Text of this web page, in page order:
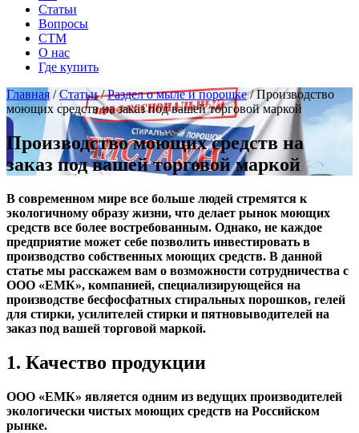
Статьи
Вопросы
СТМ
О нас
Где купить
Главная /Статьи/Раздел о мыле и порошке/Производство
моющих средств на заказ под вашей торговой маркой
Производство моющих средств на
заказ под вашей торговой маркой
В современном мире все больше людей стремятся к
экологичному образу жизни, что делает рынок моющих
средств все более востребованным. Однако, не каждое
предприятие может себе позволить инвестировать в
производство собственных моющих средств. В данной
статье мы расскажем вам о возможности сотрудничества с
ООО «ЕМК», компанией, специализирующейся на
производстве бесфосфатных стиральных порошков, гелей
для стирки, усилителей стирки и пятновыводителей на
заказ под вашей торговой маркой.
1. Качество продукции
ООО «ЕМК» является одним из ведущих производителей
экологически чистых моющих средств на Российском
рынке.